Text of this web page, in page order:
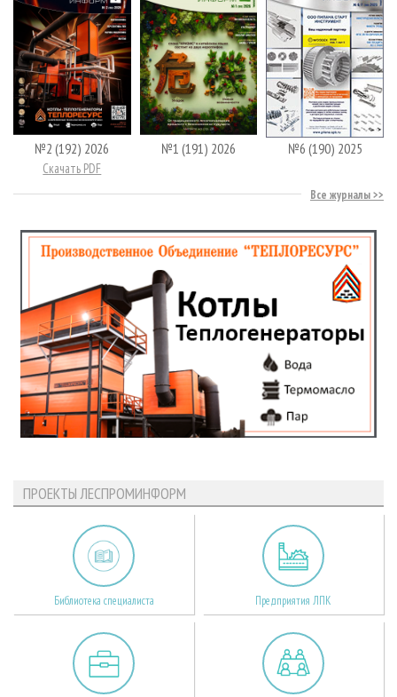
№2 (192) 2026
Скачать PDF
№1 (191) 2026 №6 (190) 2025
Все журналы
ПРОЕКТЫ ЛЕСПРОМИНФОРМ
Библиотека специалиста Предприятия ЛПК